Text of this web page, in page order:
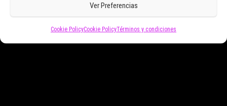
Ver Preferencias
Cookie PolicyCookie PolicyTérminos y condiciones
Funciona gracias aWordPress |Tema:Envo Magazine